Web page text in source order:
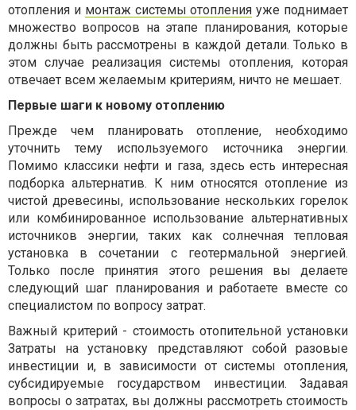
отопления и монтаж системы отопления уже поднимает
множество вопросов на этапе планирования, которые
должны быть рассмотрены в каждой детали. Только в
этом случае реализация системы отопления, которая
отвечает всем желаемым критериям, ничто не мешает.
Первые шаги к новому отоплению
Прежде чем планировать отопление, необходимо
уточнить тему используемого источника энергии.
Помимо классики нефти и газа, здесь есть интересная
подборка альтернатив. К ним относятся отопление из
чистой древесины, использование нескольких горелок
или комбинированное использование альтернативных
источников энергии, таких как солнечная тепловая
установка в сочетании с геотермальной энергией.
Только после принятия этого решения вы делаете
следующий шаг планирования и работаете вместе со
специалистом по вопросу затрат.
Важный критерий - стоимость отопительной установки
Затраты на установку представляют собой разовые
инвестиции и, в зависимости от системы отопления,
субсидируемые государством инвестиции. Задавая
вопросы о затратах, вы должны рассмотреть стоимость